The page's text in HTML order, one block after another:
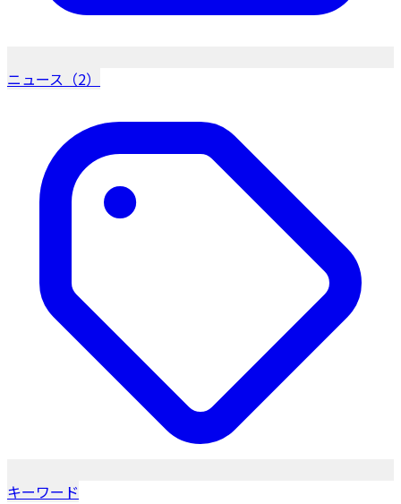
ニュース（2）
キーワード